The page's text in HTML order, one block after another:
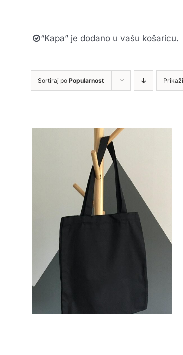
“Kapa” je dodano u vašu košaricu.
Sortiraj po Popularnost Prikaži